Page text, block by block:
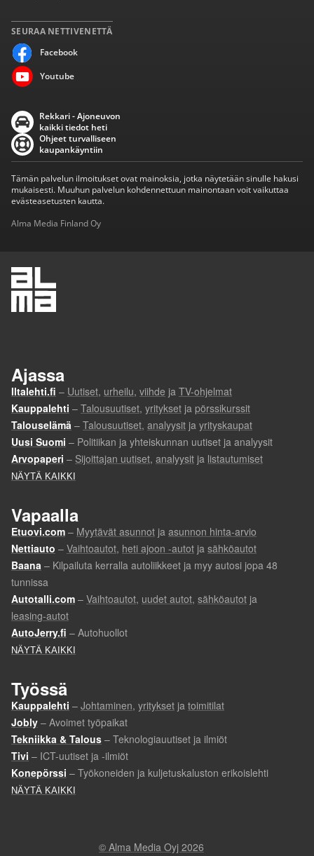
SEURAA NETTIVENETTÄ
Facebook
Youtube
Rekkari - Ajoneuvon
kaikki tiedot heti
Ohjeet turvalliseen
kaupankäyntiin
Tämän palvelun ilmoitukset ovat mainoksia, jotka näytetään sinulle hakusi
mukaisesti. Muuhun palvelun kohdennettuun mainontaan voit vaikuttaa
evästeasetusten kautta.
Alma Media Finland Oy